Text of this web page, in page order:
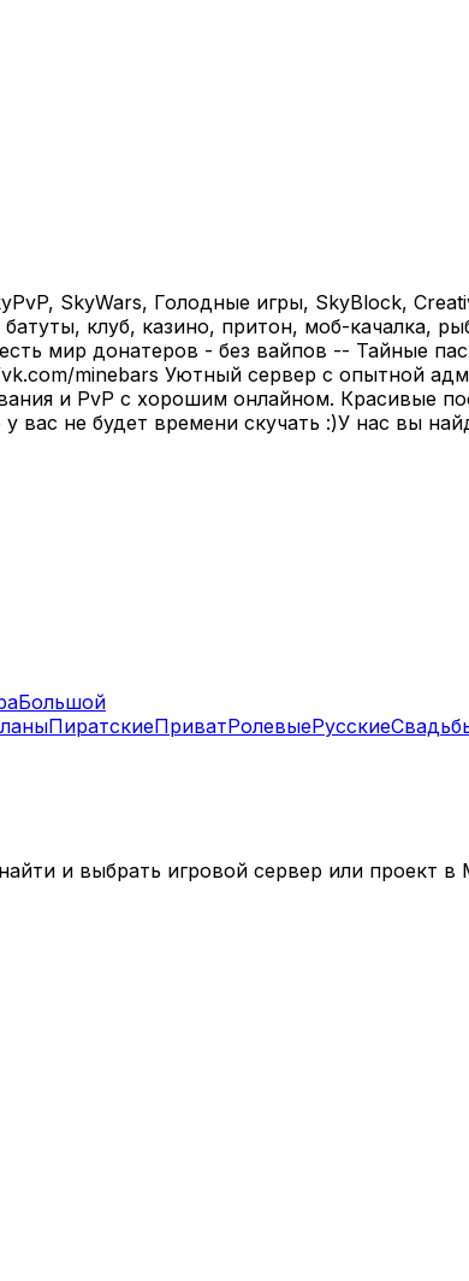
SkyWars, Голодные игры, SkyBlock,
клуб, казино, притон, моб-качалка,
мир донатеров - без вайпов -- Тайные
minebars Уютный сервер с опытной
и PvP с хорошим онлайном. Красивые
вас не будет времени скучать :)У нас вы
Большой
ПиратскиеПриватРолевыеРусские
и выбрать игровой сервер или проект